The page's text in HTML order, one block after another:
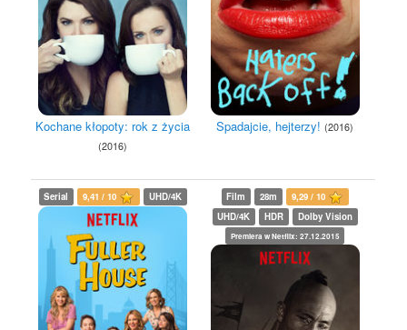
Kochane kłopoty: rok z życia
(2016)
Spadajcie, hejterzy! (2016)
Serial 9,41 / 10 UHD/4K Film 28m
9,29 / 10
UHD/4K
HDR Dolby Vision
Premiera w Netflix: 27.12.2015